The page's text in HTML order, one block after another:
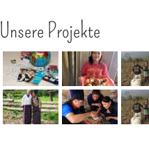
Unsere Projekte